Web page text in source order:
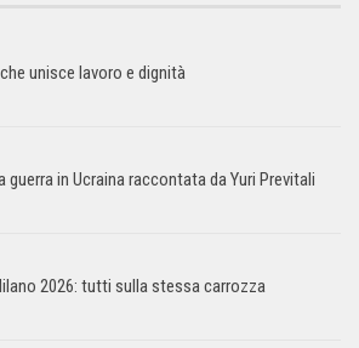
unisce lavoro e dignità
guerra in Ucraina raccontata da Yuri Previtali
2026: tutti sulla stessa carrozza